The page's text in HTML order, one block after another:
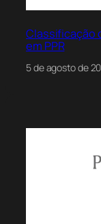
Classificação
em PPR
5 de agosto de